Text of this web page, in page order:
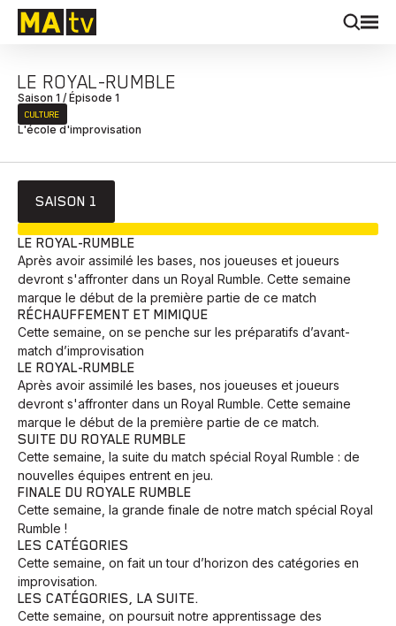
LE ROYAL-RUMBLE
Saison 1 / Épisode 1
CULTURE
L'école d'improvisation
SAISON 1
LE ROYAL-RUMBLE
Après avoir assimilé les bases, nos joueuses et joueurs
devront s'affronter dans un Royal Rumble. Cette semaine
marque le début de la première partie de ce match
RÉCHAUFFEMENT ET MIMIQUE
Cette semaine, on se penche sur les préparatifs d’avant-
match d’improvisation
LE ROYAL-RUMBLE
Après avoir assimilé les bases, nos joueuses et joueurs
devront s'affronter dans un Royal Rumble. Cette semaine
marque le début de la première partie de ce match.
SUITE DU ROYALE RUMBLE
Cette semaine, la suite du match spécial Royal Rumble : de
nouvelles équipes entrent en jeu.
FINALE DU ROYALE RUMBLE
Cette semaine, la grande finale de notre match spécial Royal
Rumble !
LES CATÉGORIES
Cette semaine, on fait un tour d’horizon des catégories en
improvisation.
LES CATÉGORIES, LA SUITE.
Cette semaine, on poursuit notre apprentissage des